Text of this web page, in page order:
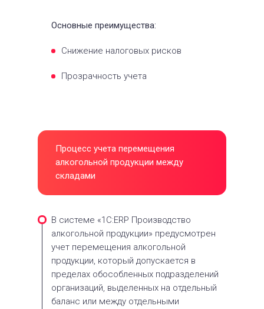
Основные преимущества:
Снижение налоговых рисков
Прозрачность учета
Процесс учета перемещения
алкогольной продукции между
складами
В системе «1С:ERP Производство
алкогольной продукции» предусмотрен
учет перемещения алкогольной
продукции, который допускается в
пределах обособленных подразделений
организаций, выделенных на отдельный
баланс или между отдельными